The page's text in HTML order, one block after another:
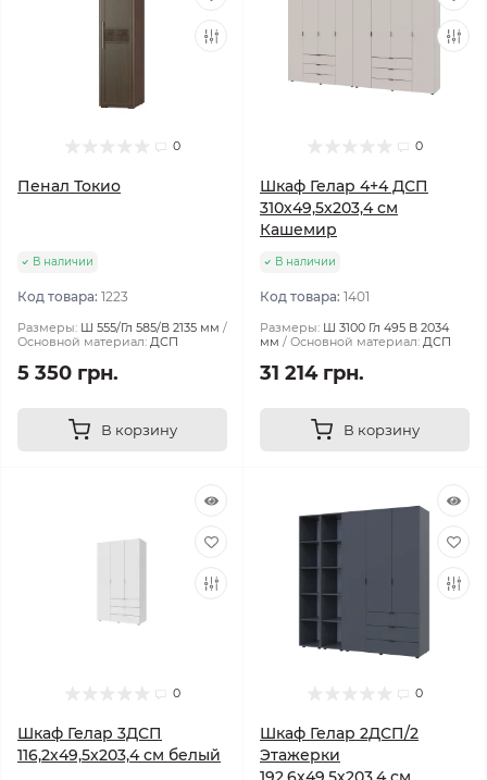
0
Пенал Токио
В наличии
Код товара: 1223
Размеры: Ш 555/Гл 585/В 2135 мм
Основной материал: ДСП
5 350 грн.
В корзину
0
Шкаф Гелар 4+4 ДСП
310х49,5х203,4 см
Кашемир
В наличии
Код товара: 1401
Размеры: Ш 3100 Гл 495 В 2034
мм
Основной материал: ДСП
31 214 грн.
В корзину
0
Шкаф Гелар 3ДСП
116,2х49,5х203,4 см белый
0
Шкаф Гелар 2ДСП/2
Этажерки